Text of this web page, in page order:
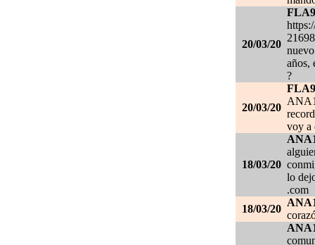
20/03/20
años,
?
20/03/20
voy a
18/03/20
lo
.com
18/03/20